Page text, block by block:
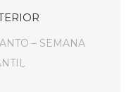
– SEMANA